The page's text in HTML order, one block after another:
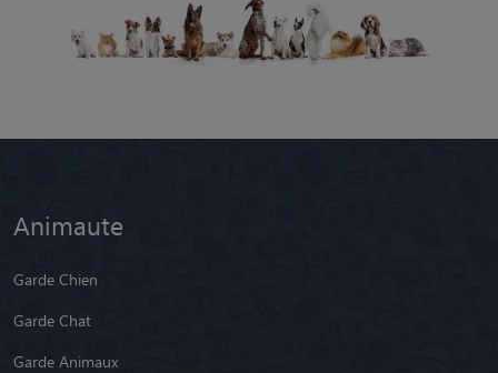
Animaute
Garde Chien
Garde Chat
Garde Animaux